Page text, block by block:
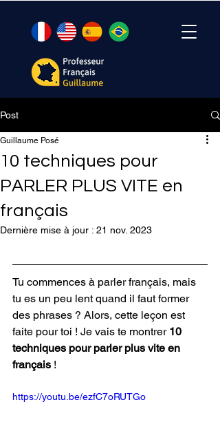
Post
10 techniques pour
PARLER PLUS VITE en
français
Guillaume Posé
Dernière mise à jour : 21 nov. 2023
Tu commences à parler français, mais
tu es un peu lent quand il faut former
des phrases ? Alors, cette leçon est
faite pour toi ! Je vais te montrer 10
techniques pour parler plus vite en
français !
https://youtu.be/ezfC7oRUTGo